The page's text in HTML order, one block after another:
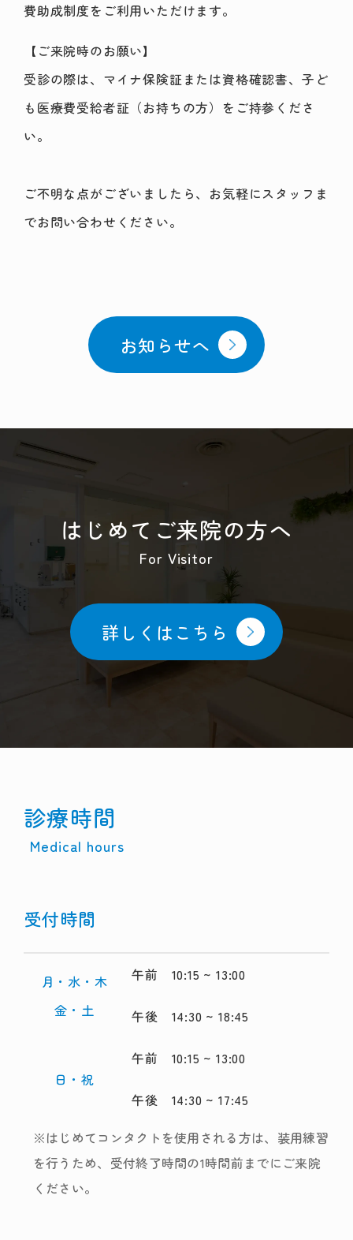
費助成制度をご利用いただけます。
【ご来院時のお願い】
受診の際は、マイナ保険証または資格確認書、子ど
も医療費受給者証（お持ちの方）をご持参くださ
い。
ご不明な点がございましたら、お気軽にスタッフま
でお問い合わせください。
お知らせへ
はじめてご来院の方へ
For Visitor
詳しくはこちら
診療時間
Medical hours
受付時間
月・水・木
金・土
午前 10:15 ~ 13:00
午後 14:30 ~ 18:45
日・祝
午前 10:15 ~ 13:00
午後 14:30 ~ 17:45
※はじめてコンタクトを使用される方は、装用練習
を行うため、受付終了時間の1時間前までにご来院
ください。